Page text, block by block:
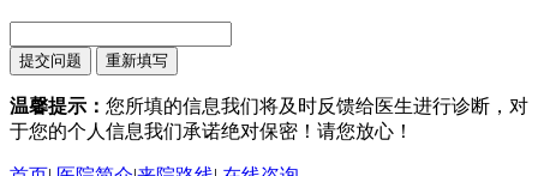
温馨提示： 您所填的信息我们将及时反馈给医生进行诊断，对
于您的个人信息我们承诺绝对保密！请您放心！